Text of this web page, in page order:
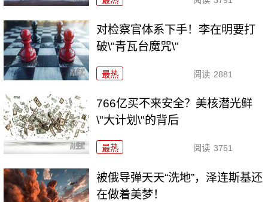
对检察官体系下手！李在明要打
破\"青瓦台魔咒\"
最热 阅读 2881
766亿买不来安全？美核潜光鲜
\"大计划\"的背后
最热 阅读 3751
被俄导弹天天“洗地”，泽连斯基还
在做着美梦！